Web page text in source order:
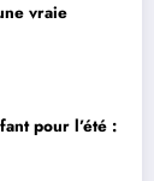
vraie
pour l’été :